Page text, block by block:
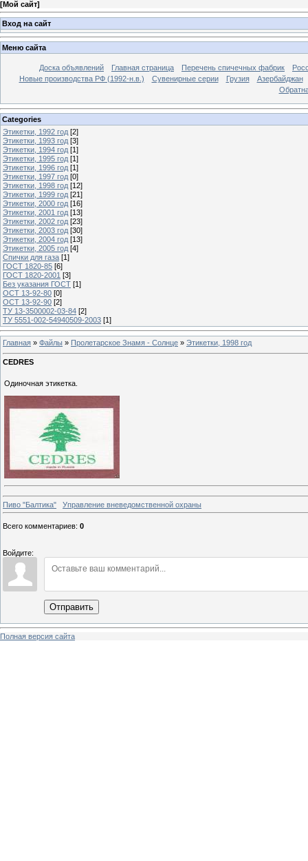
[Мой сайт]
Вход на сайт
Меню сайта
Доска объявлений Главная страница Перечень спичечных фабрик
Новые производства РФ (1992-н.в.)
Сувенирные серии Грузия
Азербайджан
Categories
Этикетки, 1992 год [2]
Этикетки, 1993 год [3]
Этикетки, 1994 год [1]
Этикетки, 1995 год [1]
Этикетки, 1996 год [1]
Этикетки, 1997 год [0]
Этикетки, 1998 год [12]
Этикетки, 1999 год [21]
Этикетки, 2000 год [16]
Этикетки, 2001 год [13]
Этикетки, 2002 год [23]
Этикетки, 2003 год [30]
Этикетки, 2004 год [13]
Этикетки, 2005 год [4]
Спички для газа [1]
ГОСТ 1820-85 [6]
ГОСТ 1820-2001 [3]
Без указания ГОСТ [1]
ОСТ 13-92-80 [0]
ОСТ 13-92-90 [2]
ТУ 13-3500002-03-84 [2]
ТУ 5551-002-54940509-2003 [1]
Главная » Файлы » Пролетарское Знамя - Солнце » Этикетки, 1998 год
CEDRES
Одиночная этикетка.
Пиво "Балтика" Управление вневедомственной охраны
Всего комментариев: 0
Войдите:
Отправить
Полная версия сайта